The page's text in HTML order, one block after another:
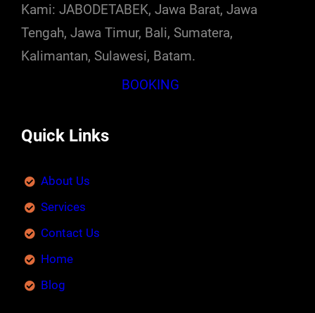
Kami: JABODETABEK, Jawa Barat, Jawa
Tengah, Jawa Timur, Bali, Sumatera,
Kalimantan, Sulawesi, Batam.
BOOKING
Quick Links
About Us
Services
Contact Us
Home
Blog